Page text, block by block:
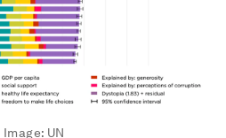
Image: UN